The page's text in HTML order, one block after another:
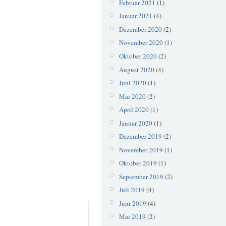
Februar 2021 (1)
Januar 2021 (4)
Dezember 2020(2)
November 2020(1)
Oktober 2020(2)
August 2020(4)
Juni 2020(1)
Mai 2020(2)
April 2020(1)
Januar 2020(1)
Dezember 2019 (2)
November 2019 (1)
Oktober 2019 (1)
September 2019 (2)
Juli 2019 (4)
Juni 2019 (4)
Mai 2019 (2)